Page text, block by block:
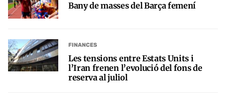
Bany de masses del Barça femení
FINANCES
Les tensions entre Estats Units i
l’Iran frenen l’evolució del fons de
reserva al juliol